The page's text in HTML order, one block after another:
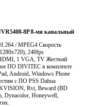
8P 8-ми канальный
/ MPEG4 Скорость
240fps
1 VGA, TV Жесткий
ПО DIVITEC в комплекте
Android, Windows Phone
с ПО PSS Dahua
Rvi, Beward (BD
Dynacolor, Honeywell,